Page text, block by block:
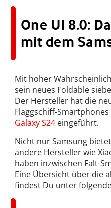
One UI 8.0:
mit dem
Mit hoher
sein neues Foldable
Der Hersteller hat die
Flaggschiff-
Galaxy S24 eingeführt.
Nicht nur Samsung
andere Hersteller wie
haben inzwischen Falt-
Eine Übersicht über die
findest Du unter